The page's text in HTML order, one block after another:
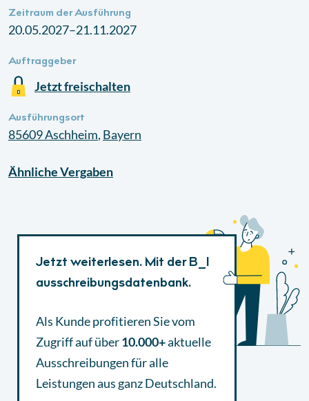
Zeitraum der Ausführung
20.05.2027–21.11.2027
Auftraggeber
Jetzt freischalten
Ausführungsort
85609Aschheim, Bayern
ÄhnlicheVergaben
Jetzt weiterlesen. Mit der B_I
ausschreibungsdatenbank.
Als Kunde profitieren Sie vom
Zugriff auf über10.000+aktuelle
Ausschreibungenfür alle
Leistungen aus ganz Deutschland.